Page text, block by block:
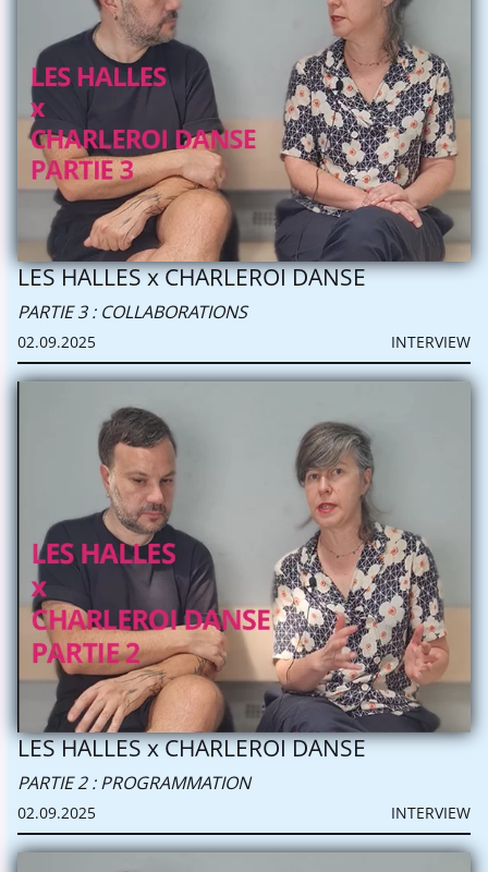
LES HALLES x CHARLEROI DANSE
PARTIE 3 : COLLABORATIONS
02.09.2025 INTERVIEW
LES HALLES x CHARLEROI DANSE
PARTIE 2 : PROGRAMMATION
02.09.2025 INTERVIEW